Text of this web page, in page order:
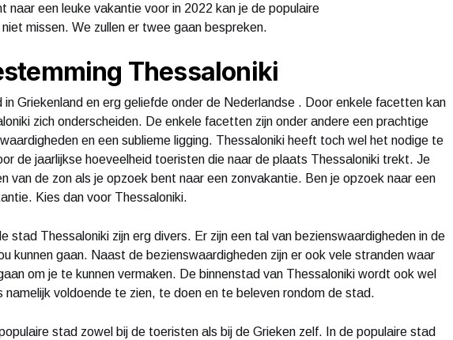
naar een leuke vakantie voor in 2022 kan je de populaire
missen. We zullen er twee gaan bespreken.
Thessaloniki
in Griekenland en erg geliefde onder de Nederlandse . Door enkele facetten kan
zich onderscheiden. De enkele facetten zijn onder andere een prachtige
en een sublieme ligging. Thessaloniki heeft toch wel het nodige te
de jaarlijkse hoeveelheid toeristen die naar de plaats Thessaloniki trekt. Je
van de zon als je opzoek bent naar een zonvakantie. Ben je opzoek naar een
Kies dan voor Thessaloniki.
stad Thessaloniki zijn erg divers. Er zijn een tal van bezienswaardigheden in de
kunnen gaan. Naast de bezienswaardigheden zijn er ook vele stranden waar
om je te kunnen vermaken. De binnenstad van Thessaloniki wordt ook wel
namelijk voldoende te zien, te doen en te beleven rondom de stad.
stad zowel bij de toeristen als bij de Grieken zelf. In de populaire stad